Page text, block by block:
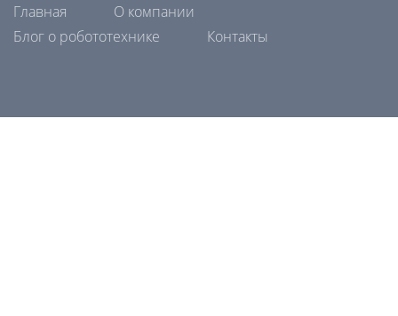
Главная
О компании
Блог о робототехнике
Контакты